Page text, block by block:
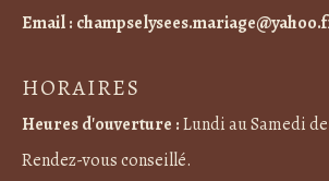
Email :
HORAIRES
Heures d'ouverture :Lundi au Samedi
Rendez-vous conseillé.